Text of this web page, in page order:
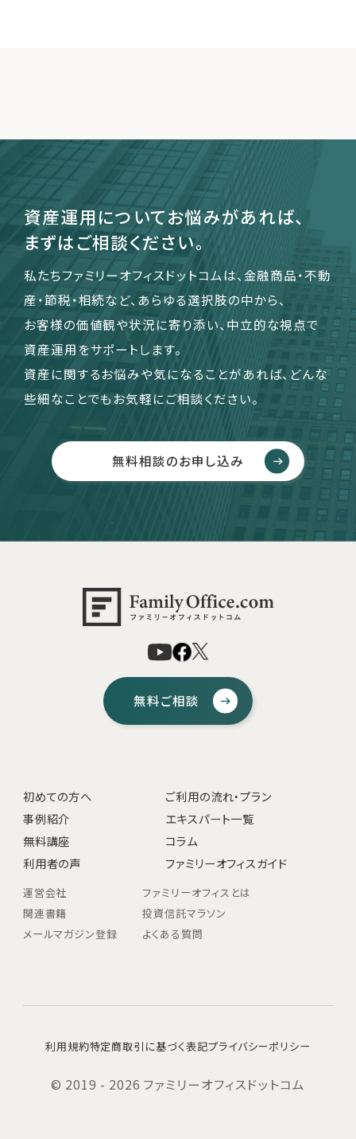
資産運用についてお悩みがあれば、
まずはご相談ください。
私たちファミリーオフィスドットコムは、金融商品・不動
産・節税・相続など、あらゆる選択肢の中から、
お客様の価値観や状況に寄り添い、中立的な視点で
資産運用をサポートします。
資産に関するお悩みや気になることがあれば、どんな
些細なことでもお気軽にご相談ください。
無料相談のお申し込み
無料ご相談
初めての方へ
ご利用の流れ・プラン
事例紹介
エキスパート一覧
無料講座
コラム
利用者の声
ファミリーオフィスガイド
運営会社
ファミリーオフィスとは
関連書籍
投資信託マラソン
メールマガジン登録
よくある質問
利用規約特定商取引に基づく表記プライバシーポリシー
© 2019 - 2026 ファミリーオフィスドットコム